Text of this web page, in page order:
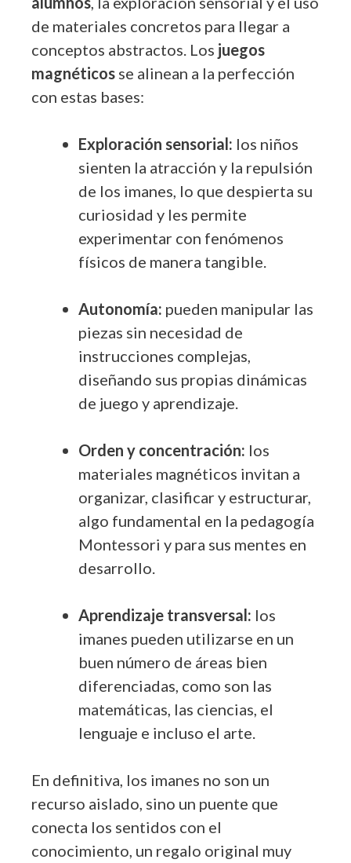
de materiales concretos para llegar a
conceptos abstractos. Los juegos
magnéticos se alinean a la perfección
con estas bases:
Exploración sensorial: los niños
sienten la atracción y la repulsión
de los imanes, lo que despierta su
curiosidad y les permite
experimentar con fenómenos
físicos de manera tangible.
Autonomía: pueden manipular las
piezas sin necesidad de
instrucciones complejas,
diseñando sus propias dinámicas
de juego y aprendizaje.
Orden y concentración: los
materiales magnéticos invitan a
organizar, clasificar y estructurar,
algo fundamental en la pedagogía
Montessori y para sus mentes en
desarrollo.
Aprendizaje transversal: los
imanes pueden utilizarse en un
buen número de áreas bien
diferenciadas, como son las
matemáticas, las ciencias, el
lenguaje e incluso el arte.
En definitiva, los imanes no son un
recurso aislado, sino un puente que
conecta los sentidos con el
conocimiento, un regalo original muy